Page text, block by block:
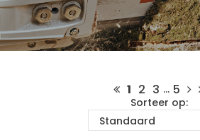
1 2 3 ... 5
Sorteer op: